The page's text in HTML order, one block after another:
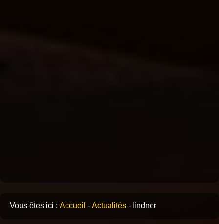
Vous êtes ici : Accueil - Actualités - lindner